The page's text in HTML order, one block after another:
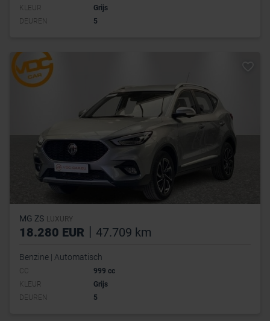
KLEUR
Grijs
DEUREN
5
MG ZS LUXURY
18.280 EUR | 47.709 km
Benzine | Automatisch
CC
999 cc
KLEUR
Grijs
DEUREN
5